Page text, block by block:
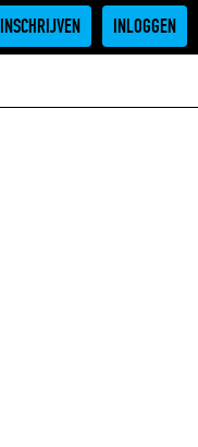
INSCHRIJVEN INLOGGEN